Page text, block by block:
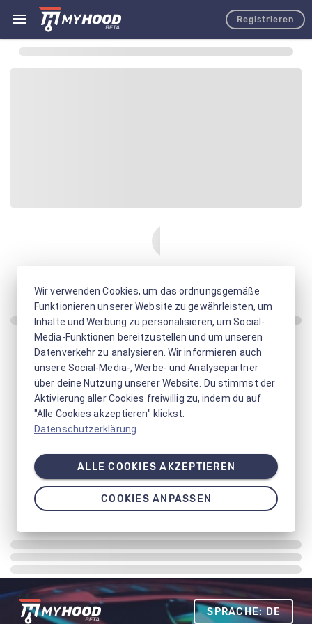
Registrieren
SPRACHE: DE
Wir verwenden Cookies, um das ordnungsgemäße
Funktionieren unserer Website zu gewährleisten, um
Inhalte und Werbung zu personalisieren, um Social-
Media-Funktionen bereitzustellen und um unseren
Datenverkehr zu analysieren. Wir informieren auch
unsere Social-Media-, Werbe- und Analysepartner
über deine Nutzung unserer Website. Du stimmst der
Aktivierung aller Cookies freiwillig zu, indem du auf
"Alle Cookies akzeptieren" klickst.
Datenschutzerklärung
ALLE COOKIES AKZEPTIEREN
COOKIES ANPASSEN